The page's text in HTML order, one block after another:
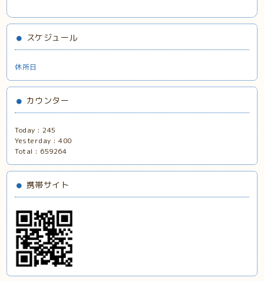
スケジュール
休所日
カウンター
Today :245
Yesterday :400
Total : 659264
携帯サイト